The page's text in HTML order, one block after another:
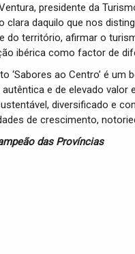
presidente da
clara daquilo que nos
do território, afirmar o
ibérica como factor de
‘Sabores ao Centro’ é
e de elevado valor
diversificado e
de crescimento,
das Províncias